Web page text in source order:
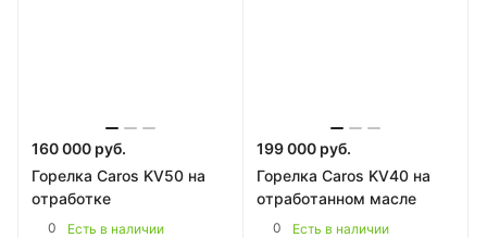
160 000 руб.
Горелка Caros KV50 на
отработке
0
Есть в наличии
199 000 руб.
Горелка Caros KV40 на
отработанном масле
0
Есть в наличии